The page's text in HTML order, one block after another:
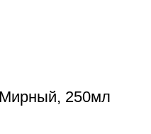
Мирный, 250мл